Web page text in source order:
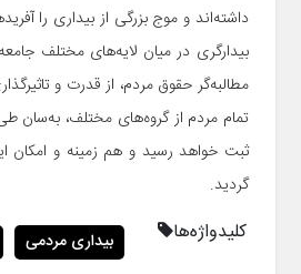
داشته‌­اند و موج بزرگی از بیداری را
بیدارگری در میان لایه‌­های مختلف
مطالبه­‌گر حقوق مردم، از قدرت و
تمام مردم از گروه­‌های مختلف، به­‌سان
ثبت خواهد رسید و هم زمینه و امکان
گردید.
کلیدواژه‌ها بیداری مردمی